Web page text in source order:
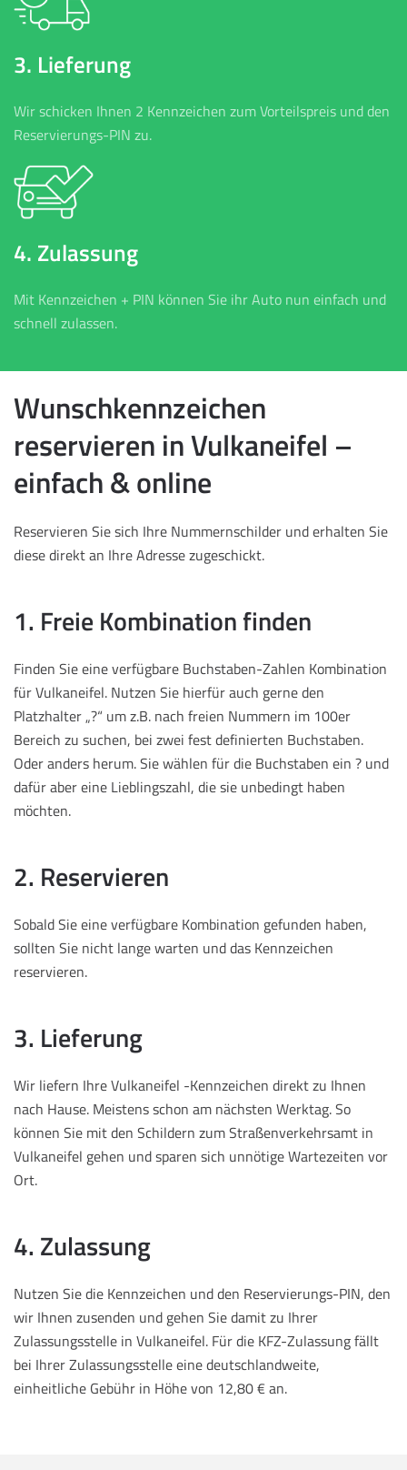
3. Lieferung
Wir schicken Ihnen 2 Kennzeichen zum Vorteilspreis und den
Reservierungs-PIN zu.
4. Zulassung
Mit Kennzeichen + PIN können Sie ihr Auto nun einfach und
schnell zulassen.
Wunschkennzeichen
reservieren in Vulkaneifel –
einfach & online
Reservieren Sie sich Ihre Nummernschilder und erhalten Sie
diese direkt an Ihre Adresse zugeschickt.
1. Freie Kombination finden
Finden Sie eine verfügbare Buchstaben-Zahlen Kombination
für Vulkaneifel. Nutzen Sie hierfür auch gerne den
Platzhalter „?“ um z.B. nach freien Nummern im 100er
Bereich zu suchen, bei zwei fest definierten Buchstaben.
Oder anders herum. Sie wählen für die Buchstaben ein ? und
dafür aber eine Lieblingszahl, die sie unbedingt haben
möchten.
2. Reservieren
Sobald Sie eine verfügbare Kombination gefunden haben,
sollten Sie nicht lange warten und das Kennzeichen
reservieren.
3. Lieferung
Wir liefern Ihre Vulkaneifel -Kennzeichen direkt zu Ihnen
nach Hause. Meistens schon am nächsten Werktag. So
können Sie mit den Schildern zum Straßenverkehrsamt in
Vulkaneifel gehen und sparen sich unnötige Wartezeiten vor
Ort.
4. Zulassung
Nutzen Sie die Kennzeichen und den Reservierungs-PIN, den
wir Ihnen zusenden und gehen Sie damit zu Ihrer
Zulassungsstelle in Vulkaneifel. Für die KFZ-Zulassung fällt
bei Ihrer Zulassungsstelle eine deutschlandweite,
einheitliche Gebühr in Höhe von 12,80 € an.